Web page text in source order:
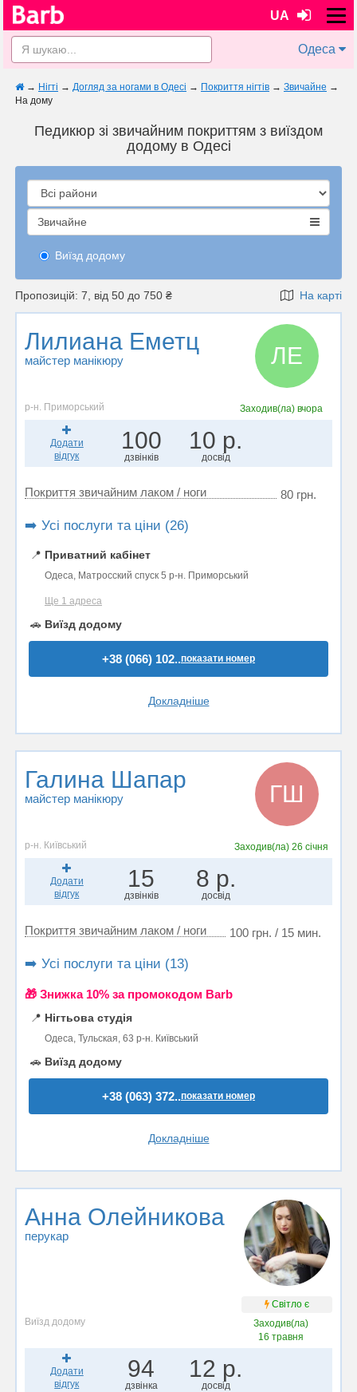
UA
Одеса
→ Нігті → Догляд за ногами в Одесі → Покриття нігтів → Звичайне →
На дому
Педикюр зі звичайним покриттям з виїздом
додому в Одесі
Звичайне
Виїзд додому
Пропозицій: 7, від 50 до 750 ₴ На карті
Лилиана Еметц
майстер манікюру ЛЕ
р-н. Приморський Заходив(ла) вчора
Додати
відгук
100
дзвінків
10 р.
досвід
Покриття звичайним лаком / ноги 80 грн.
➡️ Усі послуги та ціни (26)
📍 Приватний кабінет
Одеса, Матросский спуск 5 р-н. Приморський
Ще 1 адреса
🚗 Виїзд додому
+38 (066) 102..показати номер
Докладніше
Галина Шапар
майстер манікюру ГШ
р-н. Київський Заходив(ла) 26 січня
Додати
відгук
15
дзвінків
8 р.
досвід
Покриття звичайним лаком / ноги 100 грн. / 15 мин.
➡️ Усі послуги та ціни (13)
🎁 Знижка 10% за промокодом Barb
📍 Нігтьова студія
Одеса, Тульская, 63 р-н. Київський
🚗 Виїзд додому
+38 (063) 372..показати номер
Докладніше
Анна Олейникова
перукар
Світло є
Виїзд додому
Заходив(ла)
16 травня
Додати
відгук
94
дзвінка
12 р.
досвід